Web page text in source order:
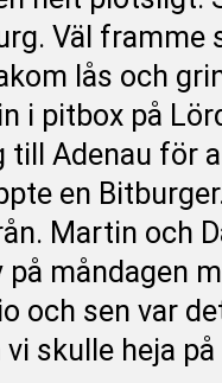
Väl framme
lås och
i pitbox på
till Adenau för
en
Martin och
måndagen
och sen var
vi skulle heja